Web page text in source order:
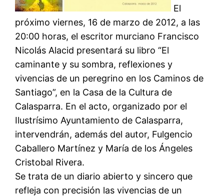
El
próximo viernes, 16 de marzo de 2012, a las
20:00 horas, el escritor murciano Francisco
Nicolás Alacid presentará su libro “El
caminante y su sombra, reflexiones y
vivencias de un peregrino en los Caminos de
Santiago”, en la Casa de la Cultura de
Calasparra. En el acto, organizado por el
Ilustrísimo Ayuntamiento de Calasparra,
intervendrán, además del autor, Fulgencio
Caballero Martínez y María de los Ángeles
Cristobal Rivera.
Se trata de un diario abierto y sincero que
refleja con precisión las vivencias de un